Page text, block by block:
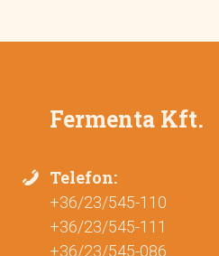
Fermenta Kft.
Telefon:
+36/23/545-110
+36/23/545-111
+36/23/545-086